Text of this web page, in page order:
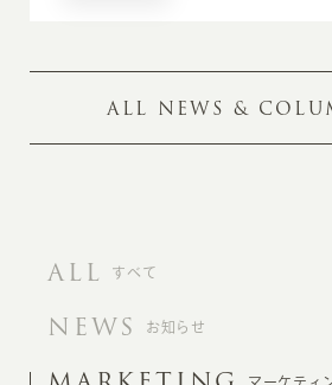
ALL NEWS &
ALL すべて
NEWS お知らせ
マーケティ